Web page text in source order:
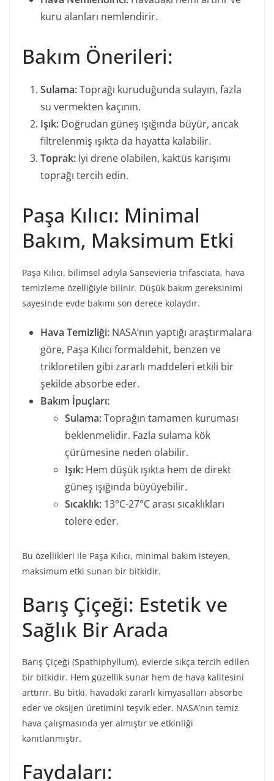
kuru alanları nemlendirir.
Bakım Önerileri:
Sulama:Toprağı kuruduğunda sulayın, fazla
su vermekten kaçının.
Işık: Doğrudan güneş ışığında büyür, ancak
filtrelenmiş ışıkta da hayatta kalabilir.
Toprak: İyi drene olabilen, kaktüs karışımı
toprağı tercih edin.
Paşa Kılıcı: Minimal
Bakım, Maksimum Etki
Paşa Kılıcı, bilimsel adıyla Sansevieria trifasciata, hava
temizleme özelliğiyle bilinir. Düşük bakım gereksinimi
sayesinde evde bakımı son derece kolaydır.
Hava Temizliği: NASA’nın yaptığı araştırmalara
göre, Paşa Kılıcı formaldehit, benzen ve
trikloretilen gibi zararlı maddeleri etkili bir
şekilde absorbe eder.
Bakım İpuçları:
Sulama:Toprağın tamamen kuruması
beklenmelidir. Fazla sulama kök
çürümesine neden olabilir.
Işık: Hem düşük ışıkta hem de direkt
güneş ışığında büyüyebilir.
Sıcaklık: 13°C-27°C arası sıcaklıkları
tolere eder.
Bu özellikleri ile Paşa Kılıcı, minimal bakım isteyen,
maksimum etki sunan bir bitkidir.
Barış Çiçeği: Estetik ve
Sağlık Bir Arada
Barış Çiçeği (Spathiphyllum), evlerde sıkça tercih edilen
bir bitkidir. Hem güzellik sunar hem de hava kalitesini
arttırır. Bu bitki, havadaki zararlı kimyasalları absorbe
eder ve oksijen üretimini teşvik eder. NASA’nın temiz
hava çalışmasında yer almıştır ve etkinliği
kanıtlanmıştır.
Faydaları: